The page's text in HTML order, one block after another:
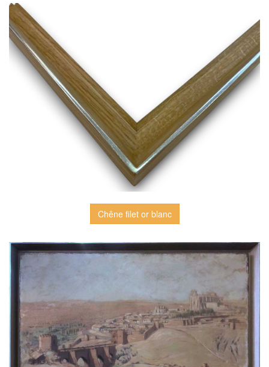
Chêne filet or blanc